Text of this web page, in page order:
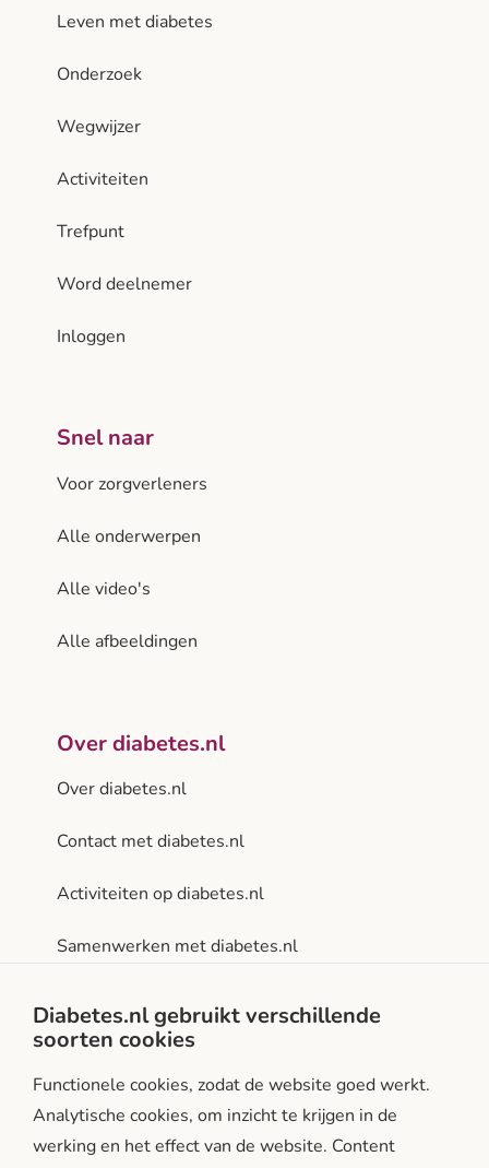
Leven met diabetes
Onderzoek
Wegwijzer
Activiteiten
Trefpunt
Word deelnemer
Inloggen
Snel naar
Voor zorgverleners
Alle onderwerpen
Alle video's
Alle afbeeldingen
Over diabetes.nl
Over diabetes.nl
Contact met diabetes.nl
Activiteiten op diabetes.nl
Samenwerken met diabetes.nl
Diabetes.nl gebruikt verschillende
soorten cookies
Functionele cookies, zodat de website goed werkt.
Analytische cookies, om inzicht te krijgen in de
werking en het effect van de website. Content